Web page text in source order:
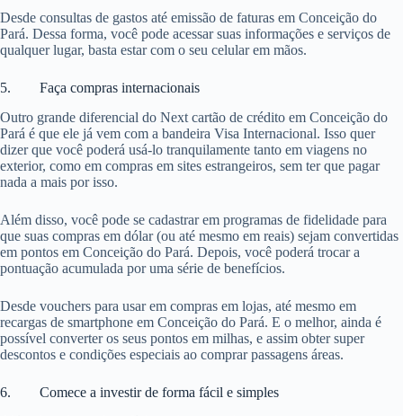
Desde consultas de gastos até emissão de faturas em Conceição do
Pará. Dessa forma, você pode acessar suas informações e serviços de
qualquer lugar, basta estar com o seu celular em mãos.
5. Faça compras internacionais
Outro grande diferencial do Next cartão de crédito em Conceição do
Pará é que ele já vem com a bandeira Visa Internacional. Isso quer
dizer que você poderá usá-lo tranquilamente tanto em viagens no
exterior, como em compras em sites estrangeiros, sem ter que pagar
nada a mais por isso.
Além disso, você pode se cadastrar em programas de fidelidade para
que suas compras em dólar (ou até mesmo em reais) sejam convertidas
em pontos em Conceição do Pará. Depois, você poderá trocar a
pontuação acumulada por uma série de benefícios.
Desde vouchers para usar em compras em lojas, até mesmo em
recargas de smartphone em Conceição do Pará. E o melhor, ainda é
possível converter os seus pontos em milhas, e assim obter super
descontos e condições especiais ao comprar passagens áreas.
6. Comece a investir de forma fácil e simples